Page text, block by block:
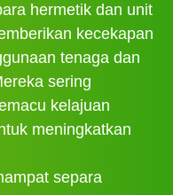
hermetik dan unit
kecekapan
tenaga dan
sering
kelajuan
meningkatkan
separa